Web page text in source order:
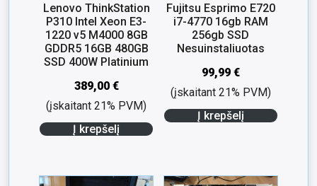
Lenovo ThinkStation
P310 Intel Xeon E3-
1220 v5 M4000 8GB
GDDR5 16GB 480GB
SSD 400W Platinium
389,00 €
(įskaitant 21% PVM)
Į krepšelį
Fujitsu Esprimo E720
i7-4770 16gb RAM
256gb SSD
Nesuinstaliuotas
99,99 €
(įskaitant 21% PVM)
Į krepšelį